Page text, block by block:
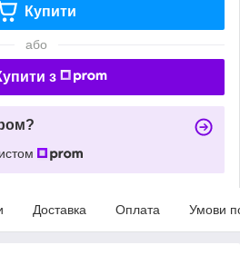
Купити
або
з
Доставка Оплата Умови